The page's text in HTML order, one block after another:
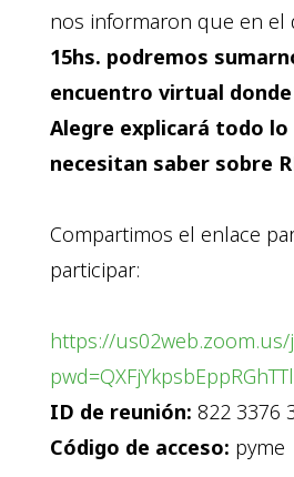
nos informaron que en el
15hs. podremos
encuentro virtual
Alegre explicará todo lo
necesitan saber sobre
Compartimos el enlace
participar:
https://
pwd=
ID de reunión: 822 3376
Código de acceso: pyme